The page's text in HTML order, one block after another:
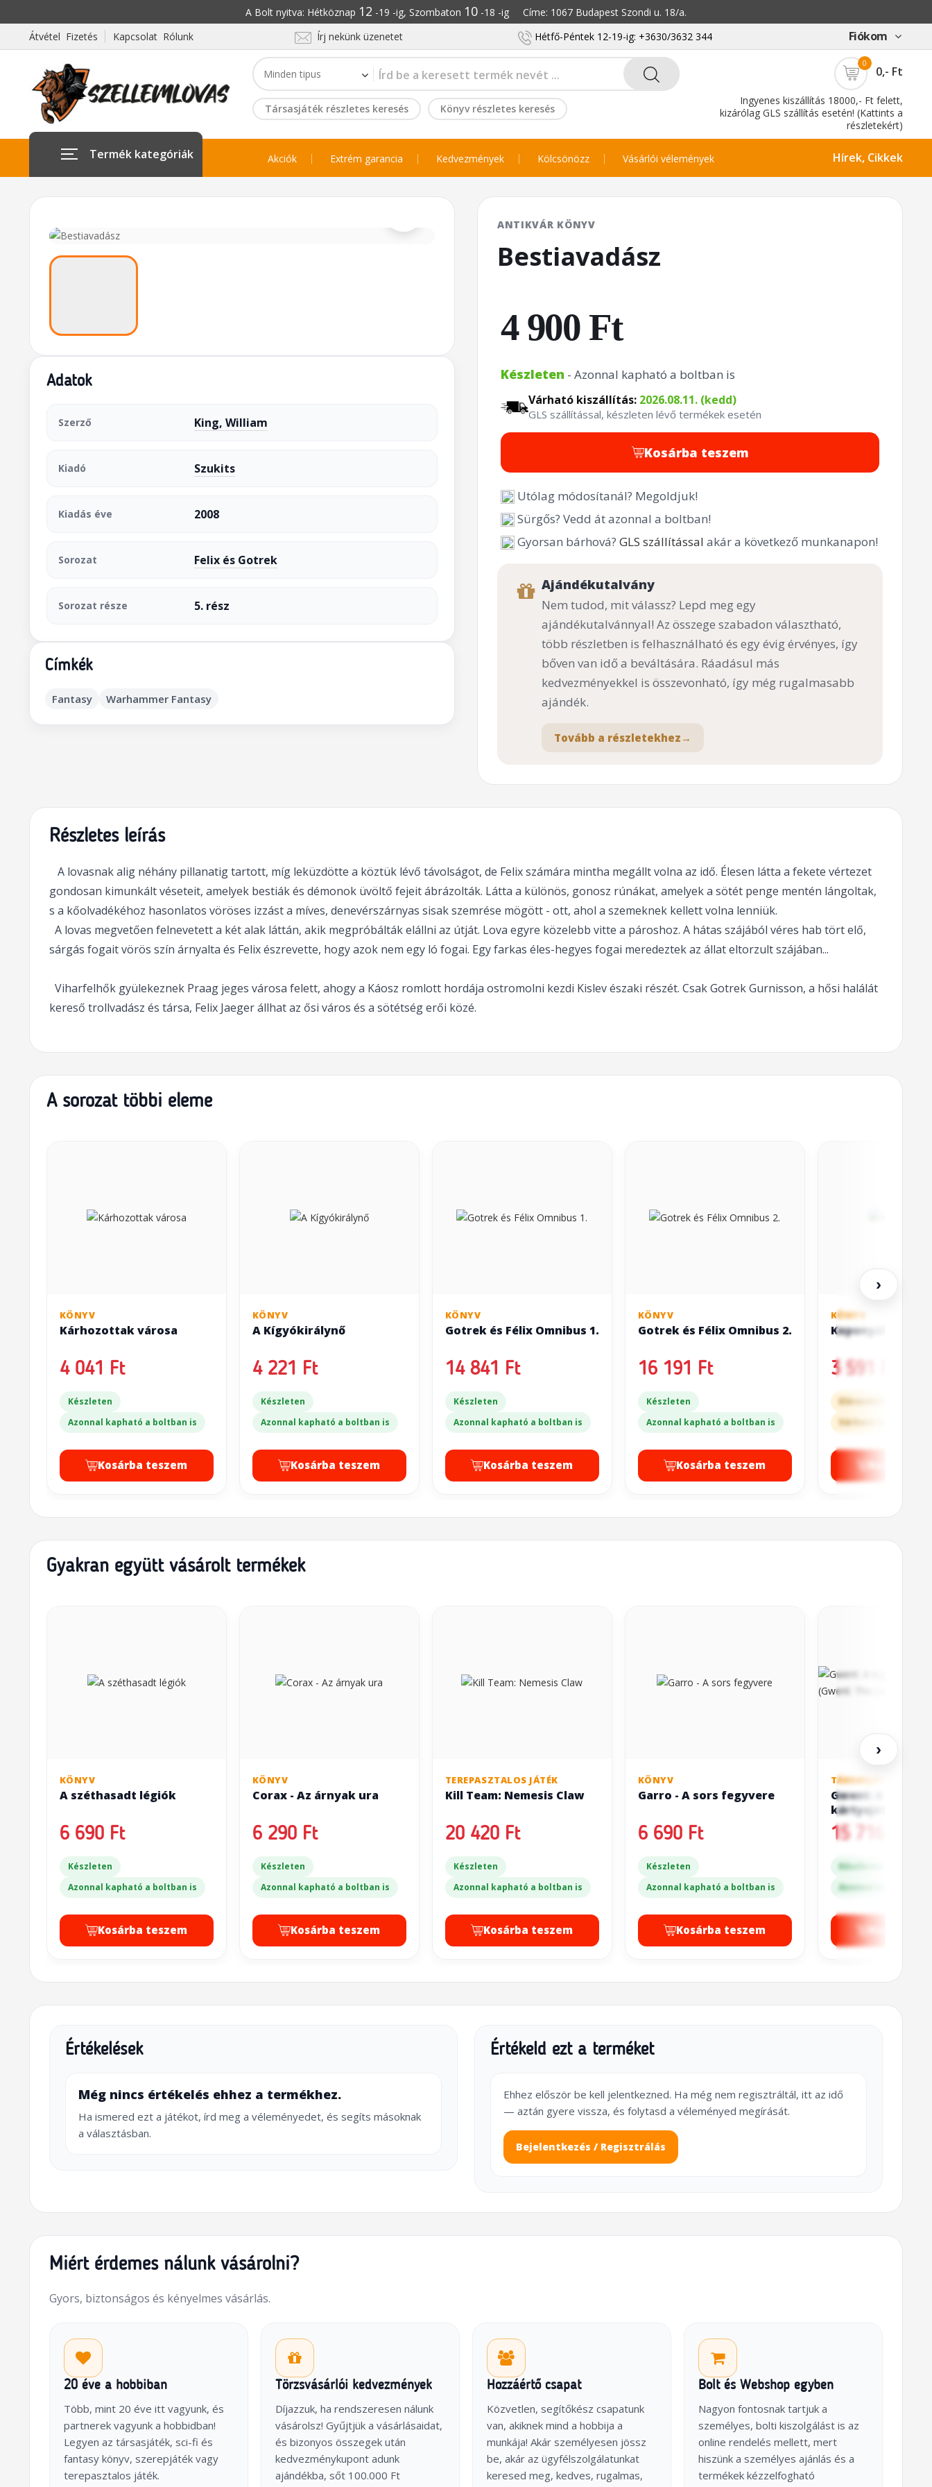
A Bolt nyitva: Hétköznap 12 -19 -ig, Szombaton 10-18 -ig Címe: 1067 Budapest Szondi u. 18/a.
Átvétel Fizetés
Kapcsolat Rólunk Írj nekünk üzenetet Hétfő-Péntek 12-19-ig: +3630/3632 344 Fiókom
Társasjáték részletes keresés Könyv részletes keresés
0
0,- Ft
Ingyenes kiszállítás 18000,- Ft felett,
kizárólag GLS szállítás esetén! (Kattints a
részletekért)
Termék kategóriák Akciók Extrém garancia Kedvezmények Kölcsönözz Vásárlói vélemények Hírek, Cikkek
Adatok
Szerző King, William
Kiadó Szukits
Kiadás éve 2008
Sorozat Felix és Gotrek
Sorozat része 5. rész
Címkék
Fantasy Warhammer Fantasy
ANTIKVÁR KÖNYV
Bestiavadász
4 900 Ft
Készleten - Azonnal kapható a boltban is
Várható kiszállítás: 2026.08.11. (kedd)
GLS szállítással, készleten lévő termékek esetén
Kosárba teszem
Utólag módosítanál? Megoldjuk!
Sürgős? Vedd át azonnal a boltban!
Gyorsan bárhová? GLS szállítással akár a következő munkanapon!
Ajándékutalvány
Nem tudod, mit válassz? Lepd meg egy
ajándékutalvánnyal! Az összege szabadon választható,
több részletben is felhasználható és egy évig érvényes, így
bőven van idő a beváltására. Ráadásul más
kedvezményekkel is összevonható, így még rugalmasabb
ajándék.
Tovább a részletekhez →
Részletes leírás
A lovasnak alig néhány pillanatig tartott, míg leküzdötte a köztük lévő távolságot, de Felix számára mintha megállt volna az idő. Élesen látta a fekete vértezet
gondosan kimunkált véseteit, amelyek bestiák és démonok üvöltő fejeit ábrázolták. Látta a különös, gonosz rúnákat, amelyek a sötét penge mentén lángoltak,
s a kőolvadékéhoz hasonlatos vöröses izzást a míves, denevérszárnyas sisak szemrése mögött - ott, ahol a szemeknek kellett volna lenniük.
A lovas megvetően felnevetett a két alak láttán, akik megpróbálták elállni az útját. Lova egyre közelebb vitte a pároshoz. A hátas szájából véres hab tört elő,
sárgás fogait vörös szín árnyalta és Felix észrevette, hogy azok nem egy ló fogai. Egy farkas éles-hegyes fogai meredeztek az állat eltorzult szájában...
Viharfelhők gyülekeznek Praag jeges városa felett, ahogy a Káosz romlott hordája ostromolni kezdi Kislev északi részét. Csak Gotrek Gurnisson, a hősi halálát
kereső trollvadász és társa, Felix Jaeger állhat az ősi város és a sötétség erői közé.
A sorozat többi eleme
KÖNYV
Kárhozottak városa
4 041 Ft
Készleten
Azonnal kapható a boltban is
Kosárba teszem
KÖNYV
A Kígyókirálynő
4 221 Ft
Készleten
Azonnal kapható a boltban is
Kosárba teszem
KÖNYV
Gotrek és Félix Omnibus 1.
14 841 Ft
Készleten
Azonnal kapható a boltban is
Kosárba teszem
KÖNYV
Gotrek és Félix Omnibus 2.
16 191 Ft
Készleten
Azonnal kapható a boltban is
Kosárba teszem
KÖNYV
Koponyák útja
3 591 Ft
Előrendelhető
Várható érkezés: 4-
›
Gyakran együtt vásárolt termékek
KÖNYV
A széthasadt légiók
6 690 Ft
Készleten
Azonnal kapható a boltban is
Kosárba teszem
KÖNYV
Corax - Az árnyak ura
6 290 Ft
Készleten
Azonnal kapható a boltban is
Kosárba teszem
TEREPASZTALOS JÁTÉK
Kill Team: Nemesis Claw
20 420 Ft
Készleten
Azonnal kapható a boltban is
Kosárba teszem
KÖNYV
Garro - A sors fegyvere
6 690 Ft
Készleten
Azonnal kapható a boltban is
Kosárba teszem
TÁRSASJÁTÉK
Gwent: A
kártyajáték
Legendary Card
15 716 Ft
Készleten
Azonnal kapható a
›
Értékelések
Még nincs értékelés ehhez a termékhez.
Ha ismered ezt a játékot, írd meg a véleményedet, és segíts másoknak
a választásban.
Értékeld ezt a terméket
Ehhez először be kell jelentkezned. Ha még nem regisztráltál, itt az idő
— aztán gyere vissza, és folytasd a véleményed megírását.
Bejelentkezés / Regisztrálás
Miért érdemes nálunk vásárolni?
Gyors, biztonságos és kényelmes vásárlás.
20 éve a hobbiban
Több, mint 20 éve itt vagyunk, és
partnerek vagyunk a hobbidban!
Legyen az társasjáték, sci-fi és
fantasy könyv, szerepjáték vagy
terepasztalos játék.
Törzsvásárlói kedvezmények
Díjazzuk, ha rendszeresen nálunk
vásárolsz! Gyűjtjük a vásárlásaidat,
és bizonyos összegek után
kedvezménykupont adunk
ajándékba, sőt 100.000 Ft
Hozzáértő csapat
Közvetlen, segítőkész csapatunk
van, akiknek mind a hobbija a
munkája! Akár személyesen jössz
be, akár az ügyfélszolgálatunkat
keresed meg, kedves, rugalmas,
Bolt és Webshop egyben
Nagyon fontosnak tartjuk a
személyes, bolti kiszolgálást is az
online rendelés mellett, mert
hiszünk a személyes ajánlás és a
termékek kézzelfogható